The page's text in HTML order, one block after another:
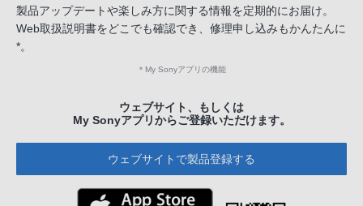
製品アップデートや楽しみ方に関する情報を定期的にお届け。
Web取扱説明書をどこでも確認でき、修理申し込みもかんたんに
*。
＊ My Sonyアプリの機能
ウェブサイト、もしくは
My Sonyアプリからご登録いただけます。
ウェブサイトで製品登録する